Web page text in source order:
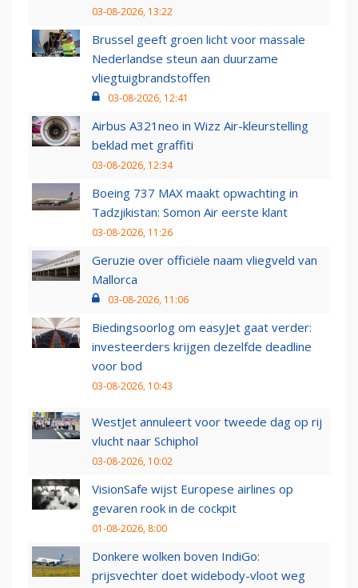
03-08-2026, 13:22
Brussel geeft groen licht voor massale
Nederlandse steun aan duurzame
vliegtuigbrandstoffen
03-08-2026, 12:41
Airbus A321neo in Wizz Air-kleurstelling
beklad met graffiti
03-08-2026, 12:34
Boeing 737 MAX maakt opwachting in
Tadzjikistan: Somon Air eerste klant
03-08-2026, 11:26
Geruzie over officiële naam vliegveld van
Mallorca
03-08-2026, 11:06
Biedingsoorlog om easyJet gaat verder:
investeerders krijgen dezelfde deadline
voor bod
03-08-2026, 10:43
WestJet annuleert voor tweede dag op rij
vlucht naar Schiphol
03-08-2026, 10:02
VisionSafe wijst Europese airlines op
gevaren rook in de cockpit
01-08-2026, 8:00
Donkere wolken boven IndiGo:
prijsvechter doet widebody-vloot weg